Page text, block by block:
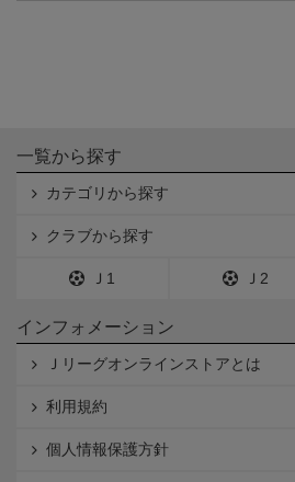
一覧から探す
カテゴリから探す
クラブから探す
Ｊ1 Ｊ2
インフォメーション
Ｊリーグオンラインストアとは
利用規約
個人情報保護方針